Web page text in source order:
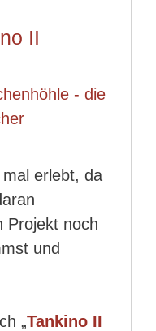
II
erlebt, da
Projekt noch
und
„Tankino II